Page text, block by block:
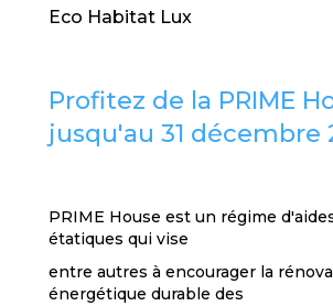
Eco Habitat Lux
Profitez de la PRIME
jusqu'au 31 décembre
PRIME House est un régime
étatiques qui vise
entre autres à encourager la
énergétique durable des